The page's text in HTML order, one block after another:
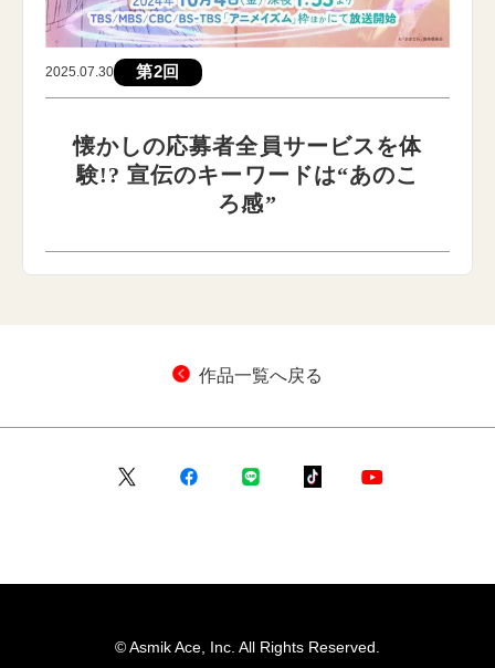
2025.07.30 第2回
懐かしの応募者全員サービスを体
験!? 宣伝のキーワードは“あのこ
ろ感”
作品一覧へ戻る
© Asmik Ace, Inc. All Rights Reserved.